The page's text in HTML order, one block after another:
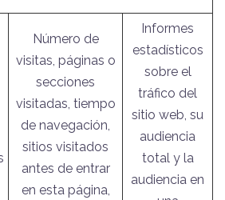
Número de
visitas, páginas o
secciones
visitadas, tiempo
de navegación,
sitios visitados
antes de entrar
en esta página,
Informes
estadísticos
sobre el
tráfico del
sitio web, su
audiencia
total y la
audiencia en